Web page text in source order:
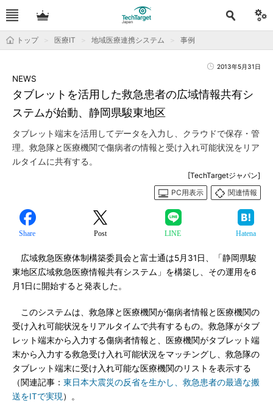
トップ 医療IT 地域医療連携システム 事例
2013年5月31日
タブレットを活用した救急患者の広域情報共有シ
ステムが始動、静岡県駿東地区
NEWS
タブレット端末を活用してデータを入力し、クラウドで保存・管
理。救急隊と医療機関で傷病者の情報と受け入れ可能状況をリア
ルタイムに共有する。
[TechTargetジャパン]
PC用表示
関連情報
Share Post LINE Hatena
広域救急医療体制構築委員会と富士通は5月31日、「静岡県駿
東地区広域救急医療情報共有システム」を構築し、その運用を6
月1日に開始すると発表した。
このシステムは、救急隊と医療機関が傷病者情報と医療機関の
受け入れ可能状況をリアルタイムで共有するもの。救急隊がタブ
レット端末から入力する傷病者情報と、医療機関がタブレット端
末から入力する救急受け入れ可能状況をマッチングし、救急隊の
タブレット端末に受け入れ可能な医療機関のリストを表示する
（関連記事： 東日本大震災の反省を生かし、救急患者の最適な搬
送をITで実現 ）。